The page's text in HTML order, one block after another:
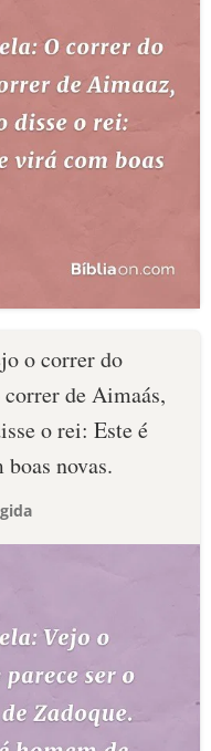
o correr do
de Aimaás,
o rei: Este é
novas.